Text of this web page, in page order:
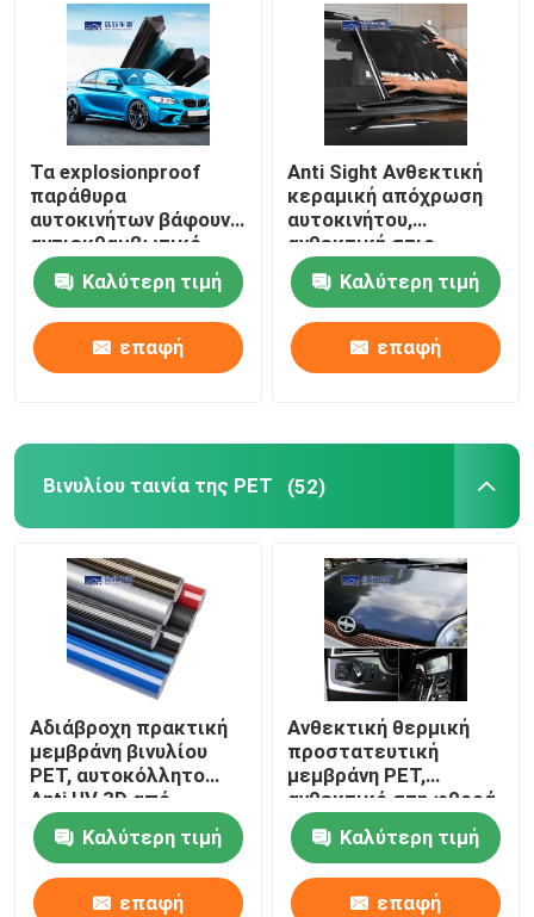
Τα explosionproof
παράθυρα
αυτοκινήτων βάφουν
αντιεκθαμβωτικό
πρακτικό για το
αυτόματο γυαλί
Καλύτερη τιμή
επαφή
Anti Sight Ανθεκτική
κεραμική απόχρωση
αυτοκινήτου,
ανθεκτική στις
καιρικές συνθήκες
αντηλιακή μεμβράνη
για αυτοκίνητο
Καλύτερη τιμή
επαφή
Βινυλίου ταινία της PET (52)
Αδιάβροχη πρακτική
μεμβράνη βινυλίου
PET, αυτοκόλλητο
Anti UV 3D από
ανθρακόνημα
Καλύτερη τιμή
επαφή
Ανθεκτική θερμική
προστατευτική
μεμβράνη PET,
ανθεκτικό στη φθορά
4D βινύλιο από
ανθρακονήματα
Καλύτερη τιμή
επαφή